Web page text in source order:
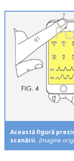
Această figură
scanării. Imagine